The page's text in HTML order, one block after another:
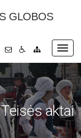
GLOBOS
Teisės aktai